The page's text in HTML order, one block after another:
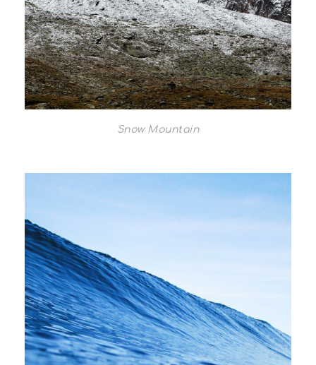
Snow Mountain